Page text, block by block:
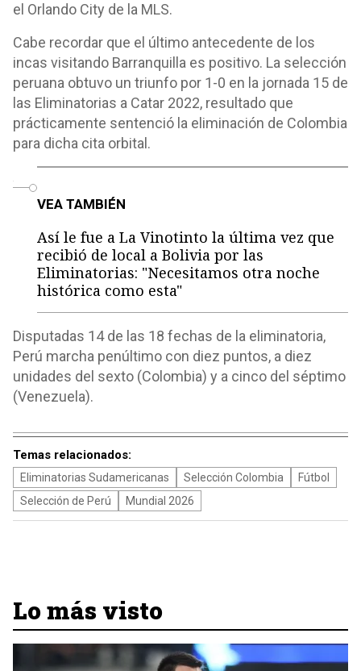
el Orlando City de la MLS.
Cabe recordar que el último antecedente de los
incas visitando Barranquilla es positivo. La selección
peruana obtuvo un triunfo por 1-0 en la jornada 15 de
las Eliminatorias a Catar 2022, resultado que
prácticamente sentenció la eliminación de Colombia
para dicha cita orbital.
VEA TAMBIÉN
Así le fue a La Vinotinto la última vez que
recibió de local a Bolivia por las
Eliminatorias: "Necesitamos otra noche
histórica como esta"
Disputadas 14 de las 18 fechas de la eliminatoria,
Perú marcha penúltimo con diez puntos, a diez
unidades del sexto (Colombia) y a cinco del séptimo
(Venezuela).
Temas relacionados:
Eliminatorias Sudamericanas Selección Colombia
Fútbol
Selección de Perú
Mundial 2026
Lo más visto